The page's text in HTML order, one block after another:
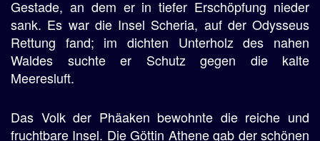
Gestade, an dem er in tiefer Erschöpfung nieder
sank. Es war die Insel Scheria, auf der Odysseus
Rettung fand; im dichten Unterholz des nahen
Waldes suchte er Schutz gegen die kalte
Meeresluft.
Das Volk der Phäaken bewohnte die reiche und
fruchtbare Insel. Die Göttin Athene gab der schönen